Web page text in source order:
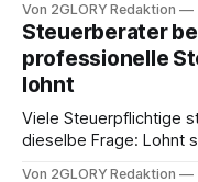
angewiesen ist, stellt
Frage: Muss die
oder ist ein Leben zu
Intensivpflege bietet
Von 2GLORY Redaktion
Steuerberater
professionelle
lohnt
Viele Steuerpflichtige
dieselbe Frage: Lohnt
Von 2GLORY Redaktion